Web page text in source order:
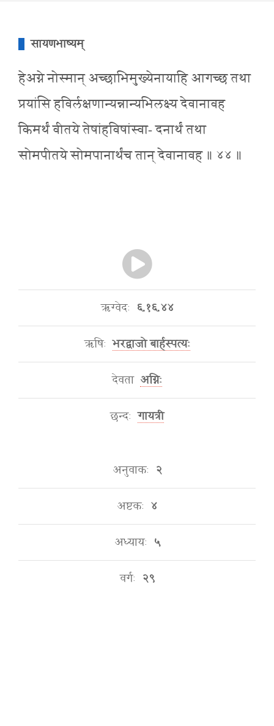
सायणभाष्यम्
हेअग्ने नोस्मान् अच्छाभिमुख्येनायाहि आगच्छ तथा
प्रयांसि हविर्लक्षणान्यन्नान्यभिलक्ष्य देवानावह
किमर्थं वीतये तेषांहविषांस्वा- दनार्थं तथा
सोमपीतये सोमपानार्थंच तान् देवानावह ॥ ४४ ॥
ऋग्वेदः ६.१६.४४
ऋषिः भरद्वाजो बार्हस्पत्यः
देवता अग्निः
छन्दः गायत्री
अनुवाकः २
अष्टकः ४
अध्यायः ५
वर्गः २९